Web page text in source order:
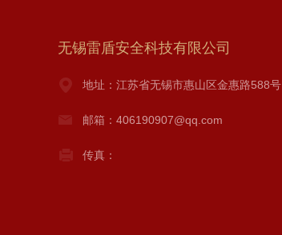
无锡雷盾安全科技有限公司
地址：江苏省无锡市惠山区金惠路588号
邮箱：406190907@qq.com
传真：